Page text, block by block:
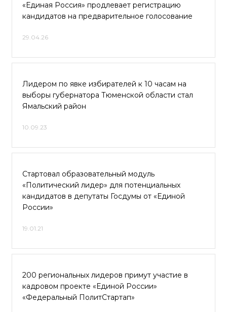
«Единая Россия» продлевает регистрацию
кандидатов на предварительное голосование
29.04.26
Лидером по явке избирателей к 10 часам на
выборы губернатора Тюменской области стал
Ямальский район
10.09.23
Стартовал образовательный модуль
«Политический лидер» для потенциальных
кандидатов в депутаты Госдумы от «Единой
России»
19.01.21
200 региональных лидеров примут участие в
кадровом проекте «Единой России»
«Федеральный ПолитСтартап»